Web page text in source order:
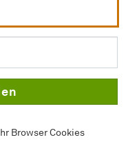
Browser Cookies